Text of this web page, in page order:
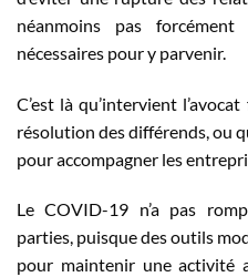
néanmoins pas
nécessaires pour y parvenir.
C’est là qu’intervient
résolution des différends, ou
pour accompagner les
Le COVID-19 n’a pas
parties, puisque des outils
pour maintenir une activité